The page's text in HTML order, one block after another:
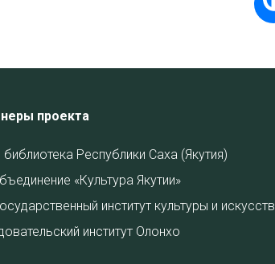
проекта
Республики Саха (Якутия)
«Культура Якутии»
институт культуры и искусств
институт Олонхо